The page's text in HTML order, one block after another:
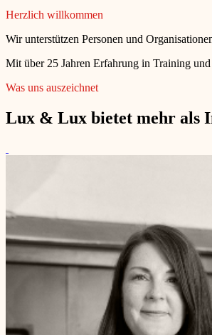
Herzlich willkommen
Wir unterstützen Personen und
Mit über 25 Jahren Erfahrung in Training
Was uns auszeichnet
Lux & Lux bietet mehr als